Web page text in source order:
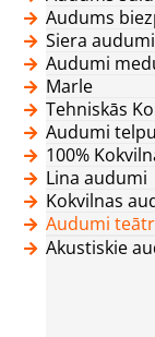
Audums
Siera audumi
Audumi
Marle
Tehniskās
Audumi
100%
Lina audumi
Kokvilnas
Audumi
Akustiskie